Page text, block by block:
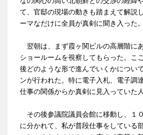
て、官邸の現場の動きも踏まえて解説
ーマなだけに全員が真剣に聞き入った。
翌朝は、まず霞ヶ関ビルの高層階に
ショールームを視察してもらった。こ
後どのような形で進んでいくかについ
ンが行われた。特に電子入札、電子調
仕事の関係からか真剣に見入っていた
その後参議院議員会館に移動し、１
に分かれて、私が普段仕事をしている